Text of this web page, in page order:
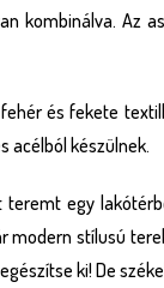
kombinálva. Az
és fekete
acélból készülnek.
egy
modern stílusú
ki! De